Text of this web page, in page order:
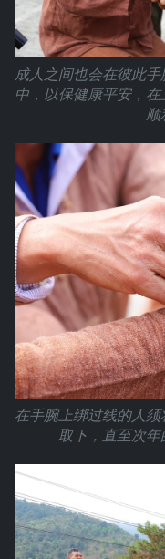
成人之间也会在彼此
中，以保健康平安，
顺
在手腕上绑过线的人
取下，直至次